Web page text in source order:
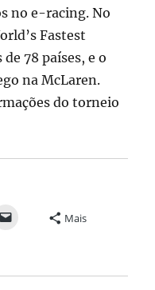
no e-racing. No
Fastest
78 países, e o
na McLaren.
do torneio
Mais